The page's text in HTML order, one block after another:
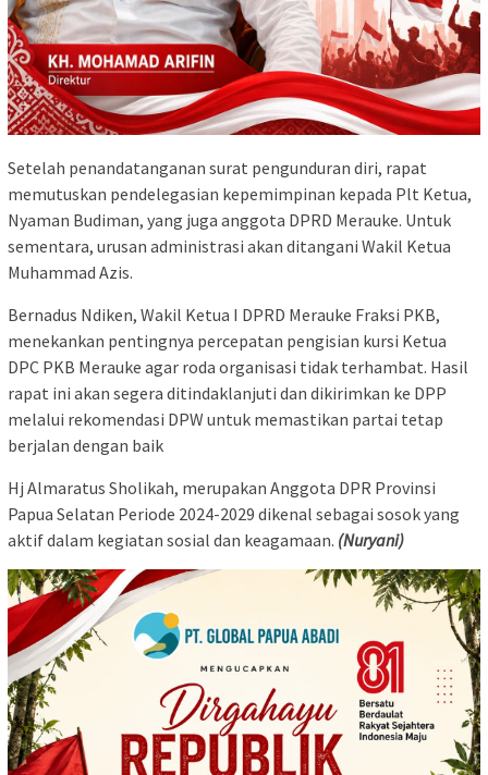
Setelah penandatanganan surat pengunduran diri, rapat
memutuskan pendelegasian kepemimpinan kepada Plt Ketua,
Nyaman Budiman, yang juga anggota DPRD Merauke. Untuk
sementara, urusan administrasi akan ditangani Wakil Ketua
Muhammad Azis.
Bernadus Ndiken, Wakil Ketua I DPRD Merauke Fraksi PKB,
menekankan pentingnya percepatan pengisian kursi Ketua
DPC PKB Merauke agar roda organisasi tidak terhambat. Hasil
rapat ini akan segera ditindaklanjuti dan dikirimkan ke DPP
melalui rekomendasi DPW untuk memastikan partai tetap
berjalan dengan baik
Hj Almaratus Sholikah, merupakan Anggota DPR Provinsi
Papua Selatan Periode 2024-2029 dikenal sebagai sosok yang
aktif dalam kegiatan sosial dan keagamaan. (Nuryani)